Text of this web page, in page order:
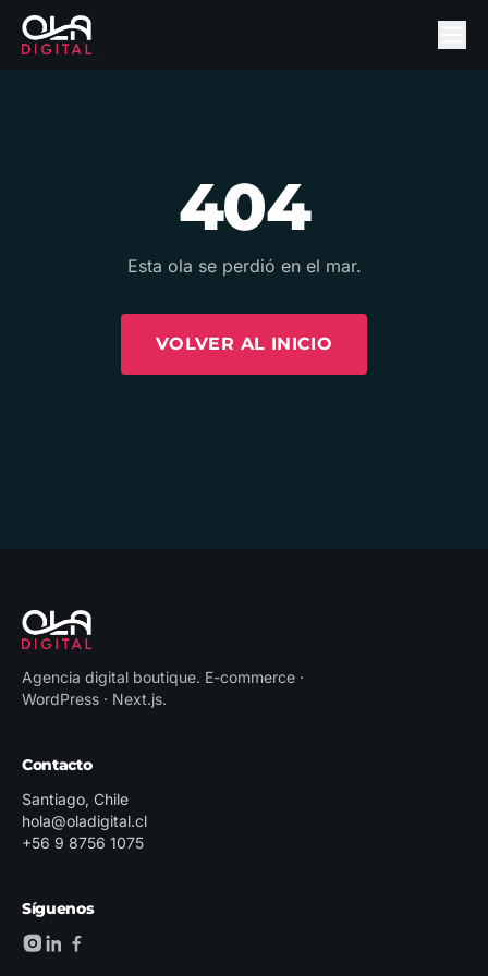
404
Esta ola se perdió en el mar.
VOLVER AL INICIO
Agencia digital boutique. E-commerce ·
WordPress · Next.js.
Contacto
Santiago, Chile
hola@oladigital.cl
+56 9 8756 1075
Síguenos